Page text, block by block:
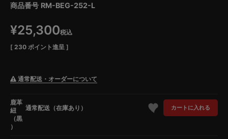
商品番号 RM-BEG-252-L
¥25,300税込
[ 230 ポイント進呈 ]
通常配送・オーダーについて
鹿革
紐
（黒
）
通常配送（在庫あり） カートに入れる